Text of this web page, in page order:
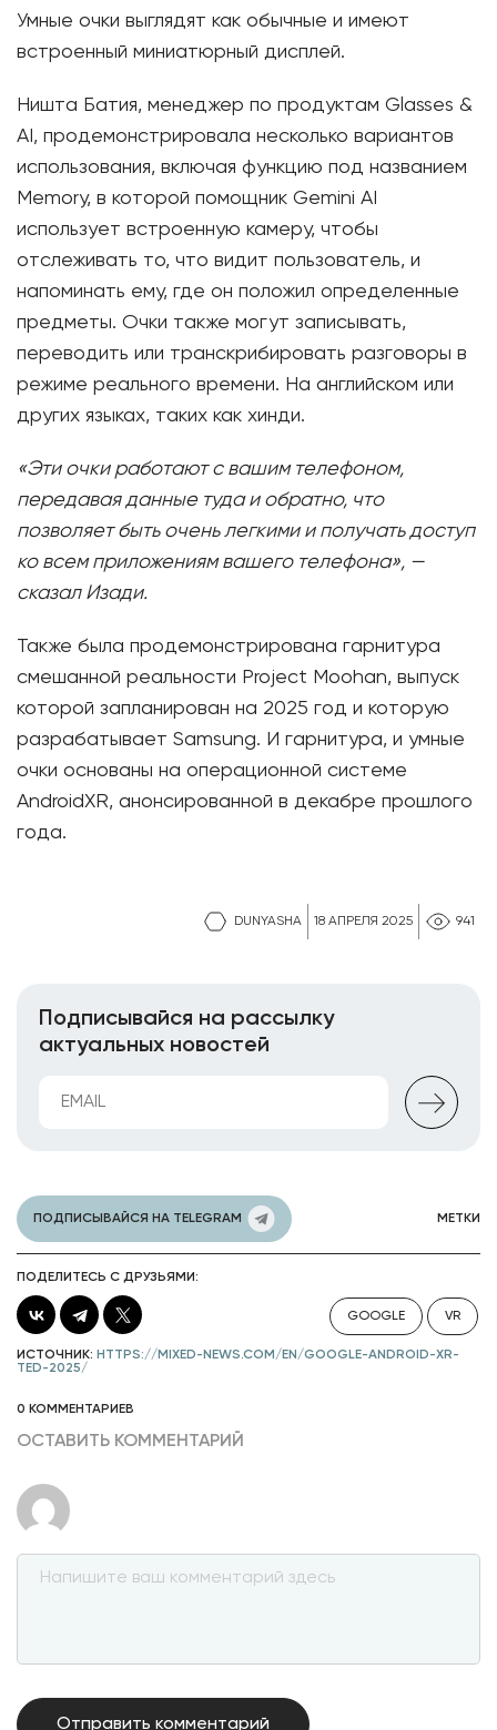
DUNYASHA 18 АПРЕЛЯ 2025 941
Умные очки выглядят как обычные и имеют
встроенный миниатюрный дисплей.
Ништа Батия, менеджер по продуктам Glasses &
AI, продемонстрировала несколько вариантов
использования, включая функцию под названием
Memory, в которой помощник Gemini AI
использует встроенную камеру, чтобы
отслеживать то, что видит пользователь, и
напоминать ему, где он положил определенные
предметы. Очки также могут записывать,
переводить или транскрибировать разговоры в
режиме реального времени. На английском или
других языках, таких как хинди.
«Эти очки работают с вашим телефоном,
передавая данные туда и обратно, что
позволяет быть очень легкими и получать доступ
ко всем приложениям вашего телефона», —
сказал Изади.
Также была продемонстрирована гарнитура
смешанной реальности Project Moohan, выпуск
которой запланирован на 2025 год и которую
разрабатывает Samsung. И гарнитура, и умные
очки основаны на операционной системе
AndroidXR, анонсированной в декабре прошлого
года.
Подписывайся на рассылку
актуальных новостей
ПОДПИСЫВАЙСЯ НА TELEGRAM МЕТКИ
ПОДЕЛИТЕСЬ С ДРУЗЬЯМИ:
GOOGLE VR
ИСТОЧНИК: HTTPS://MIXED-NEWS.COM/EN/GOOGLE-ANDROID-XR-
TED-2025/
0 КОММЕНТАРИЕВ
ОСТАВИТЬ КОММЕНТАРИЙ